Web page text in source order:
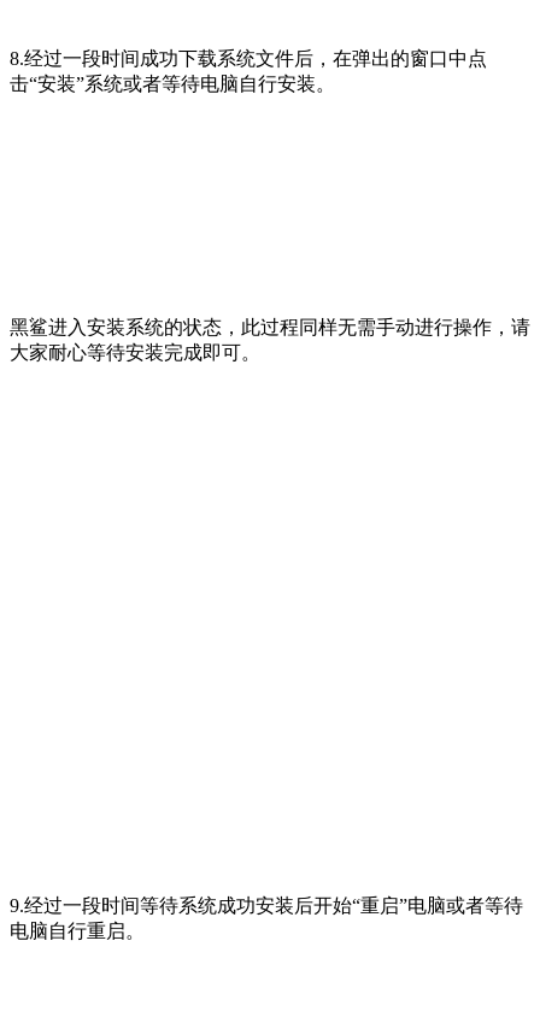
8.经过一段时间成功下载系统文件后，在弹出的窗口中点
击“安装”系统或者等待电脑自行安装。
黑鲨进入安装系统的状态，此过程同样无需手动进行操作，请
大家耐心等待安装完成即可。
9.经过一段时间等待系统成功安装后开始“重启”电脑或者等待
电脑自行重启。